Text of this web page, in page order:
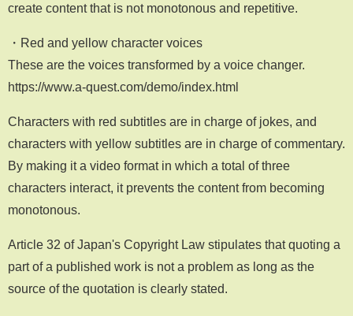
create content that is not monotonous and repetitive.
・Red and yellow character voices
These are the voices transformed by a voice changer.
https://www.a-quest.com/demo/index.html
Characters with red subtitles are in charge of jokes, and
characters with yellow subtitles are in charge of commentary.
By making it a video format in which a total of three
characters interact, it prevents the content from becoming
monotonous.
Article 32 of Japan's Copyright Law stipulates that quoting a
part of a published work is not a problem as long as the
source of the quotation is clearly stated.